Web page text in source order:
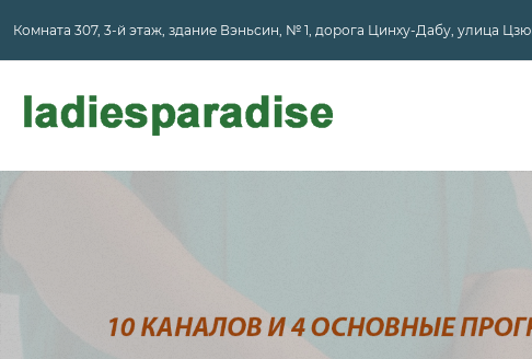
Комната 307, 3-й этаж, здание Вэньсин, № 1, дорога Цинху-Дабу, улица